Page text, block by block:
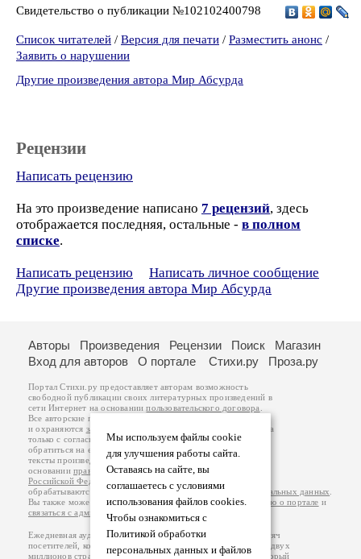
Свидетельство о публикации №102102400798
Список читателей / Версия для печати / Разместить анонс /
Заявить о нарушении
Другие произведения автора Мир Абсурда
Рецензии
Написать рецензию
На это произведение написано 7 рецензий, здесь
отображается последняя, остальные - в полном
списке.
Написать рецензию
Написать личное сообщение
Другие произведения автора Мир Абсурда
Мы используем файлы cookie
для улучшения работы сайта.
Оставаясь на сайте, вы
соглашаетесь с условиями
использования файлов cookies.
Чтобы ознакомиться с
Политикой обработки
персональных данных и файлов
Авторы Произведения Рецензии Поиск
Магазин
Вход для авторов
О портале Стихи.ру Проза.ру
Портал Стихи.ру предоставляет авторам возможность
свободной публикации своих литературных произведений в
сети Интернет на основаниипользовательского договора
Все авторские права на произведения принадлежат авторам
и охраняются законом
. Перепечатка произведений возможна
только с согласия его автора, к которому вы можете
обратиться на его авторской странице. Ответственность за
тексты произведений авторы несут самостоятельно на
основанииправил публикацииизаконодательства
Российской Федерации
обрабатываются на основанииПолитики обработки персональных данных
Вы также можете посмотреть более подробнуюинформацию о портале и
связаться с администрацией
Ежедневная аудитория портала Стихи.ру – порядка 200 тысяч
посетителей, которые в общей сумме просматривают более двух
миллионов страниц по данным счетчика посещаемости, который